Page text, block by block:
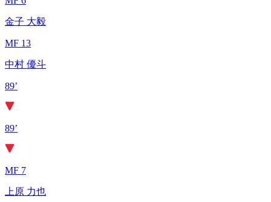
金子 大毅
MF 13
中村 優斗
89’
89’
MF 7
上原 力也